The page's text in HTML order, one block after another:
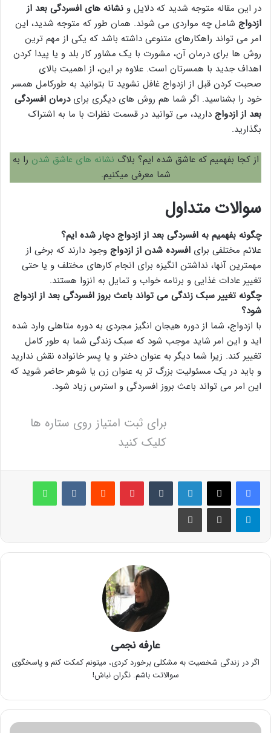
در این مقاله متوجه شدید که دلایل و نشانه های افسردگی بعد از
ازدواج شامل چه مواردی می شوند. همان طور که متوجه شدید، این
امر می تواند راهکارهای متنوعی داشته باشد که یکی از مهم ترین
روش ها برای درمان آن، مشورت با یک مشاور کار بلد و یا پیدا کردن
اهداف جدید با همسرتان است. علاوه بر این، از اهمیت بالای
صحبت کردن قبل از ازدواج غافل نشوید تا بتوانید به طورکامل همسر
خود را بشناسید. اگر شما هم روش های دیگری برایدرمان افسردگی
بعد از ازدواج دارید، می توانید در قسمت نظرات با ما به اشتراک
بگذارید.
از کجا بفهمیم که عاشق شده ایم؟‌ بلاگ نشانه های عاشق شدن را به
شما معرفی میکنیم.
سوالات متداول
چگونه بفهمیم به افسردگی بعد از ازدواجدچار شده ایم؟
علائم مختلفی برای افسرده شدن از ازدواج وجود دارند که برخی از
مهمترین آنها، نداشتن انگیزه برای انجام کارهای مختلف و یا حتی
تغییر عادات غذایی و برنامه خواب و تمایل به انزوا هستند.
چگونه تغییر سبک زندگی می تواند باعث بروزافسردگی بعد از ازدواج
شود؟
با ازدواج، شما از دوره هیجان انگیز مجردی به دوره متاهلی وارد شده
اید و این امر شاید موجب شود که سبک زندگی شما به طور کامل
تغییر کند. زیرا شما دیگر به عنوان دختر و یا پسر خانواده نقش ندارید
و باید در یک مسئولیت بزرگ تر به عنوان زن یا شوهر حاضر شوید که
این امر می تواند باعث بروز افسردگی و استرس زیاد شود.
برای ثبت امتیاز روی ستاره ها
کلیک کنید
لینکدین ‫تامبلر پینترست‫رددیت ‫VKontakteواتس آپ
تلگرام اشتراک گذاری از طریق ایمیل چاپ
عارفه نجمی
اگر در زندگی شخصیت به مشکلی برخورد کردی، میتونم کمکت کنم و پاسخگوی
سوالاتت باشم. نگران نباش!
پی